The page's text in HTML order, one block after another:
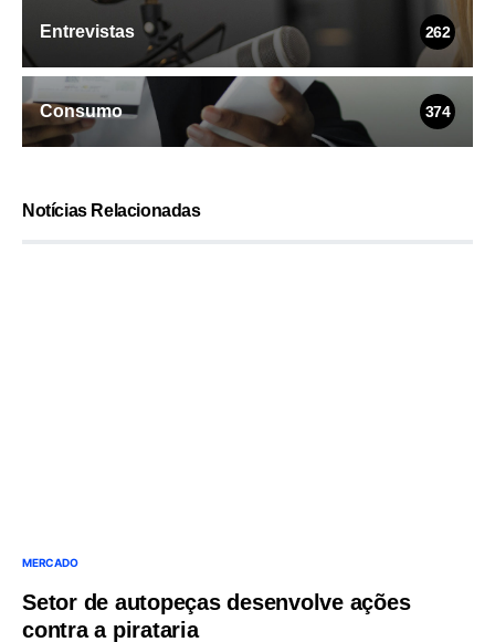
Entrevistas 262
Consumo 374
Notícias Relacionadas
MERCADO
Setor de autopeças desenvolve ações
contra a pirataria